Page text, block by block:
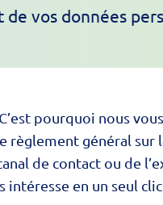
vos données
pourquoi nous
général sur
de contact ou de
en un seul